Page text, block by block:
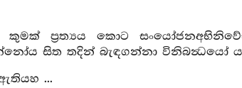
ප්‍රත්‍යය කොට
සිත තදින් බැඳගන්නා විනිබන්‍ධයෝ ය
...